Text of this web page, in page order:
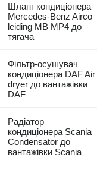
Шланг кондиціонера
Mercedes-Benz Airco
leiding MB MP4 до
тягача
Фільтр-осушувач
кондиціонера DAF Air
dryer до вантажівки
DAF
Радіатор
кондиціонера Scania
Condensator до
вантажівки Scania